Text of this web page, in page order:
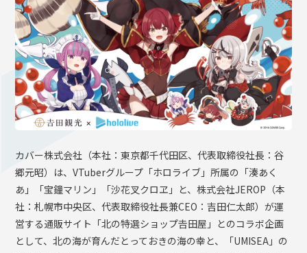
OFFICIAL SHOP
HOLODULE
会社概要
プライバシーポリシー
未成年の方々へのお願い
よくある質問
サポーターガイドライン
カバー株式会社（本社：東京都千代田区、代表取締役社長：谷
郷元昭）は、VTuberグループ「ホロライブ」所属の「湊あく
あ」「宝鐘マリン」「沙花叉クロヱ」と、株式会社JEROP（本
社：札幌市中央区、代表取締役社長兼CEO：吉田仁太郎）が運
営する通販サイト「北の特選ショップ𠮷田屋」とのコラボ企画
として、北の海が育んだとっておきの海の幸と、「UMISEA」の